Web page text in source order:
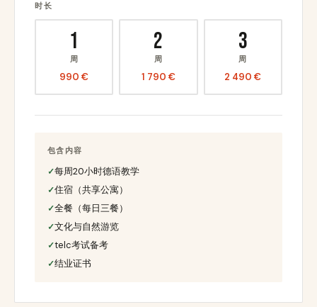
时长
1
周
990 €
2
周
1 790 €
3
周
2 490 €
包含内容
每周20小时德语教学
住宿（共享公寓）
全餐（每日三餐）
文化与自然游览
telc考试备考
结业证书